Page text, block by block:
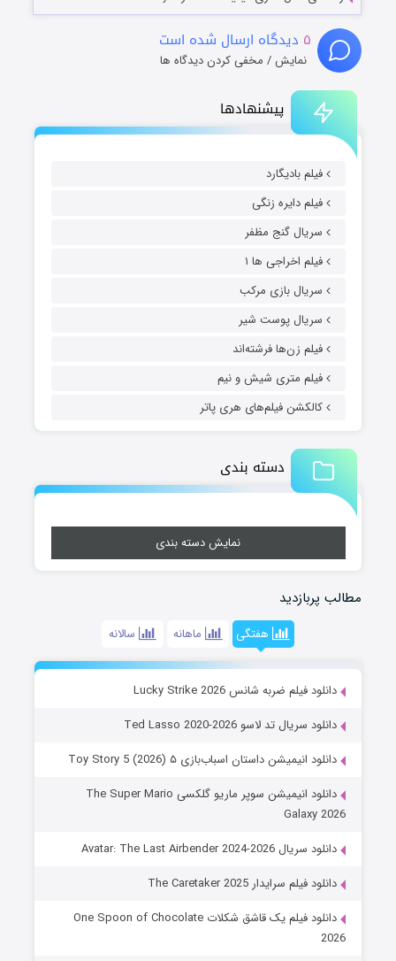
پیشنهادها
فیلم بادیگارد
فیلم دایره زنگی
سریال گنج مظفر
فیلم اخراجی ها ۱
سریال بازی مرکب
سریال پوست شیر
فیلم زن‌ها فرشته‌اند
فیلم متری شیش و نیم
کالکشن فیلم‌های هری پاتر
دسته بندی
نمایش دسته بندی
مطالب پربازدید
هفتگی ماهانه سالانه
دانلود فیلم ضربه شانس Lucky Strike 2026
دانلود سریال تد لاسو Ted Lasso 2020-2026
دانلود انیمیشن داستان اسباب‌بازی ۵ Toy Story 5 (2026)
دانلود انیمیشن سوپر ماریو گلکسی The Super Mario
Galaxy 2026
دانلود سریال Avatar: The Last Airbender 2024-2026
دانلود فیلم سرایدار The Caretaker 2025
دانلود فیلم یک قاشق شکلات One Spoon of Chocolate
2026
۵ دیدگاه ارسال شده است
نمایش / مخفی کردن دیدگاه ها